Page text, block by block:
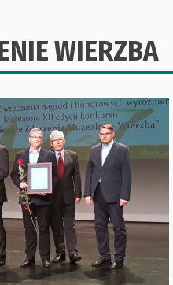
WIERZBA